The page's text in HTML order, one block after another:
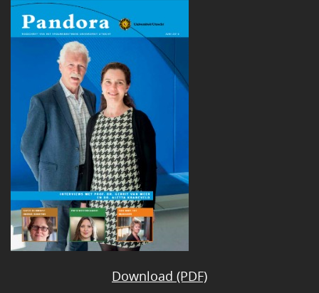
Download (PDF)